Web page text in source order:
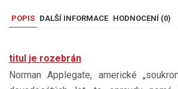
POPIS DALŠÍ INFORMACE HODNOCENÍ (0)
titul je rozebrán
Norman Applegate, americké